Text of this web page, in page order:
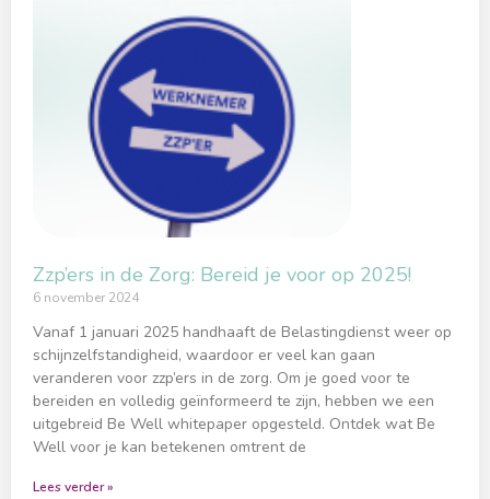
Zzp’ers in de Zorg: Bereid je voor op 2025!
6 november 2024
Vanaf 1 januari 2025 handhaaft de Belastingdienst weer op
schijnzelfstandigheid, waardoor er veel kan gaan
veranderen voor zzp’ers in de zorg. Om je goed voor te
bereiden en volledig geïnformeerd te zijn, hebben we een
uitgebreid Be Well whitepaper opgesteld. Ontdek wat Be
Well voor je kan betekenen omtrent de
Lees verder »